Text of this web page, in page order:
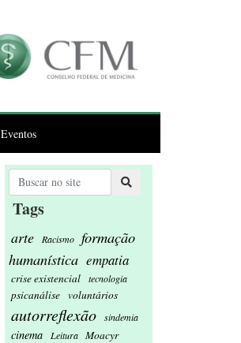
Eventos
Tags
arte Racismo formação
humanística empatia
crise existencial tecnologia
psicanálise voluntários
autorreflexão sindemia
cinema Leitura Moacyr